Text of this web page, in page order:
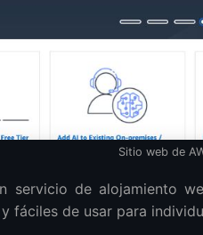
Sitio web de
servicio de alojamiento
fáciles de usar para